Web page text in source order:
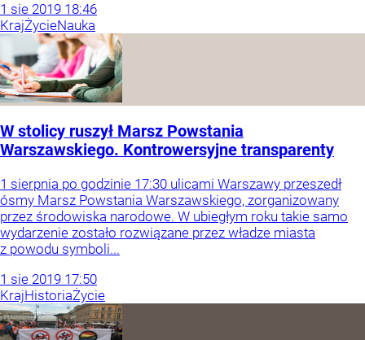
1 sie 2019 18:46
KrajŻycieNauka
W stolicy ruszył Marsz Powstania
Warszawskiego. Kontrowersyjne transparenty
1 sierpnia po godzinie 17:30 ulicami Warszawy przeszedł
ósmy Marsz Powstania Warszawskiego, zorganizowany
przez środowiska narodowe. W ubiegłym roku takie samo
wydarzenie zostało rozwiązane przez władze miasta
z powodu symboli...
1 sie 2019 17:50
KrajHistoriaŻycie